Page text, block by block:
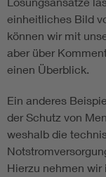
einheitliches Bild
können wir mit
aber über
einen Überblick.
Ein anderes
der Schutz von
weshalb die
Hierzu nehmen